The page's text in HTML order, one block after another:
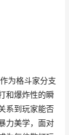
为格斗家分支
和爆炸性的瞬
系到玩家能否
力美学，面对